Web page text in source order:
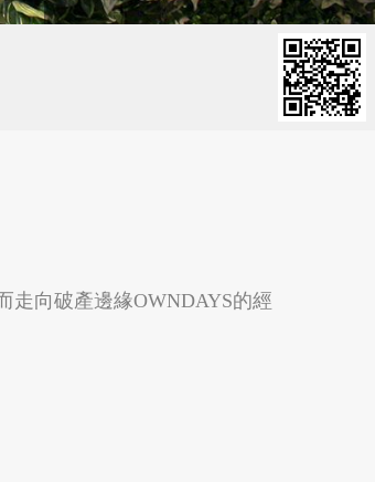
OWNDAYS 台北天母SOGO店
中山北路六段77號 2F, 士林區台北市
OWNDAYS 高雄大遠百店
OWNDAYS 基隆東岸廣場店
基隆市仁愛區仁二路236號 1F號
走向破產邊緣OWNDAYS的經